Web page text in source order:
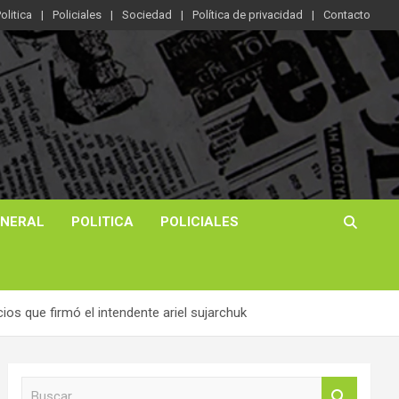
Policiales Sociedad Política de privacidad Contacto
POLITICA POLICIALES
que firmó el intendente ariel sujarchuk